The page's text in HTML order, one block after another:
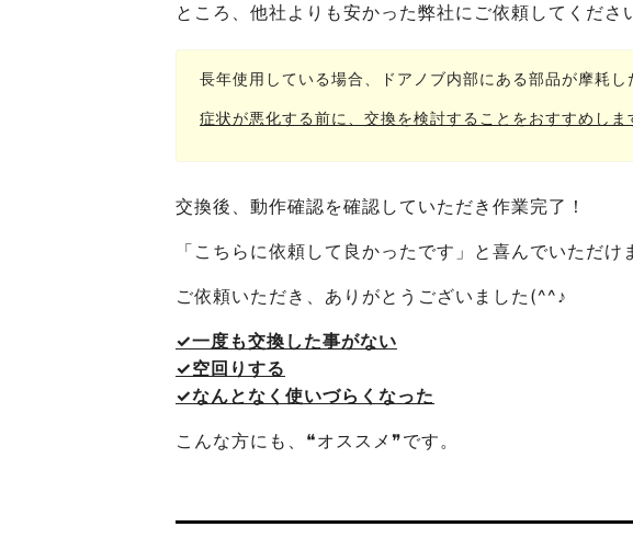
ところ、他社よりも安かった弊社にご依頼してくださ
長年使用している場合、ドアノブ内部にある部品が摩耗
症状が悪化する前に、交換を検討することをおすすめしま
交換後、動作確認を確認していただき作業完了！
「こちらに依頼して良かったです」と喜んでいただけ
ご依頼いただき、ありがとうございました(^^♪
✓一度も交換した事がない
✓空回りする
✓なんとなく使いづらくなった
こんな方にも、❝オススメ❞です。